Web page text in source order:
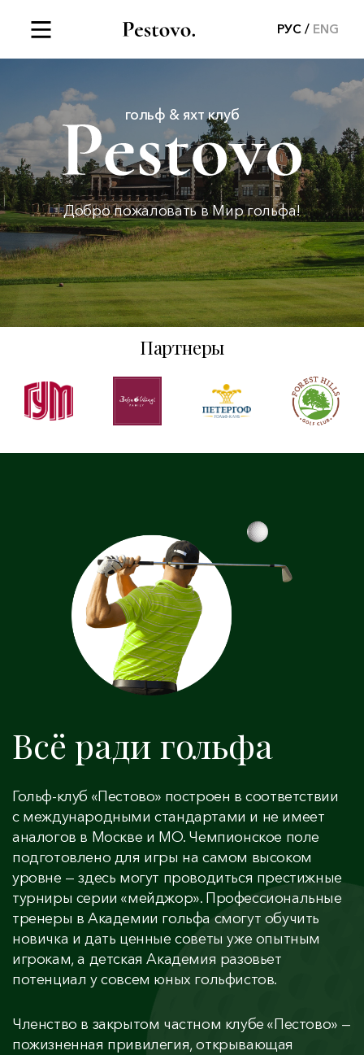
РУС ENG
гольф & яхт клуб
Добро пожаловать в Мир гольфа!
Партнеры
Всё ради гольфа
Гольф-клуб «Пестово» построен в соответствии
с международными стандартами и не имеет
аналогов в Москве и МО. Чемпионское поле
подготовлено для игры на самом высоком
уровне — здесь могут проводиться престижные
турниры серии «мейджор». Профессиональные
тренеры в Академии гольфа смогут обучить
новичка и дать ценные советы уже опытным
игрокам, а детская Академия разовьет
потенциал у совсем юных гольфистов.
Членство в закрытом частном клубе «Пестово» —
пожизненная привилегия, открывающая